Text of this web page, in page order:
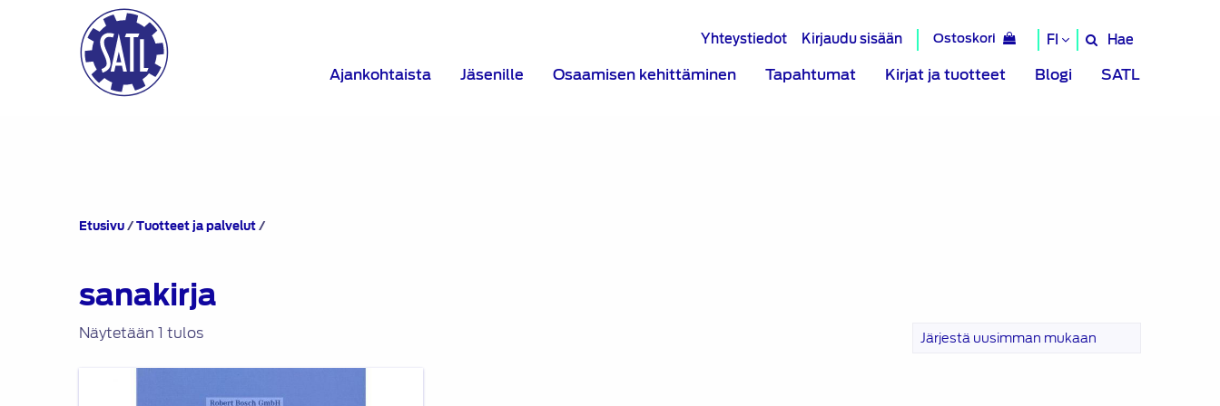
Yhteystiedot Kirjaudu sisään Ostoskori FI
Hae
Hae
Ajankohtaista Jäsenille Osaamisen kehittäminen Tapahtumat Kirjat ja tuotteet Blogi SATL
Etusivu/Tuotteet ja palvelut/
sanakirja
Näytetään 1 tulos